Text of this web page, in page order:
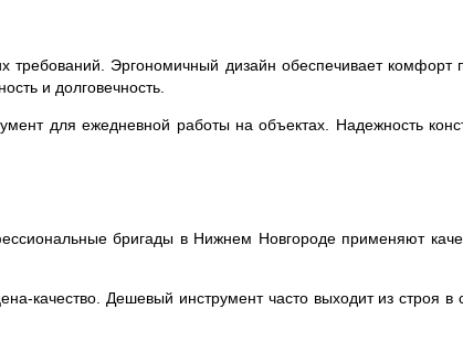
требований. Эргономичный дизайн обеспечивает комфорт
и долговечность.
для ежедневной работы на объектах. Надежность
бригады в Нижнем Новгороде применяют
качество. Дешевый инструмент часто выходит из строя